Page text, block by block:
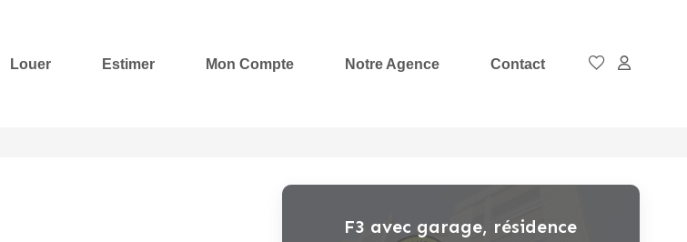
Louer Estimer Mon Compte Notre Agence Contact
F3 avec garage, résidence